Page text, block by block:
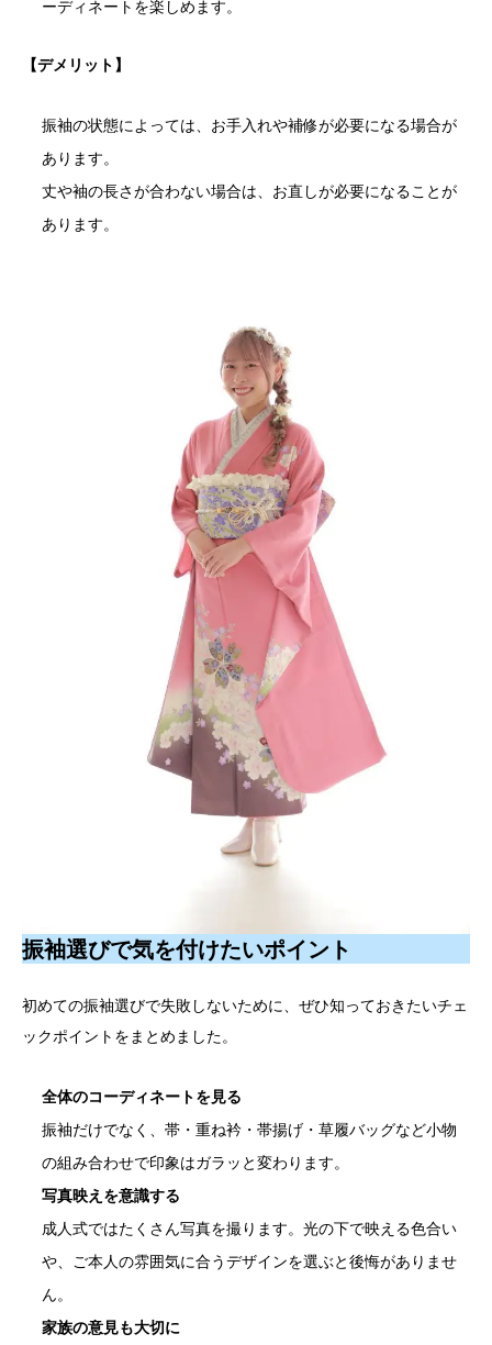
ーディネートを楽しめます。
【デメリット】
振袖の状態によっては、お手入れや補修が必要になる場合が
あります。
丈や袖の長さが合わない場合は、お直しが必要になることが
あります。
振袖選びで気を付けたいポイント
初めての振袖選びで失敗しないために、ぜひ知っておきたいチェ
ックポイントをまとめました。
全体のコーディネートを見る
振袖だけでなく、帯・重ね衿・帯揚げ・草履バッグなど小物
の組み合わせで印象はガラッと変わります。
写真映えを意識する
成人式ではたくさん写真を撮ります。光の下で映える色合い
や、ご本人の雰囲気に合うデザインを選ぶと後悔がありませ
ん。
家族の意見も大切に